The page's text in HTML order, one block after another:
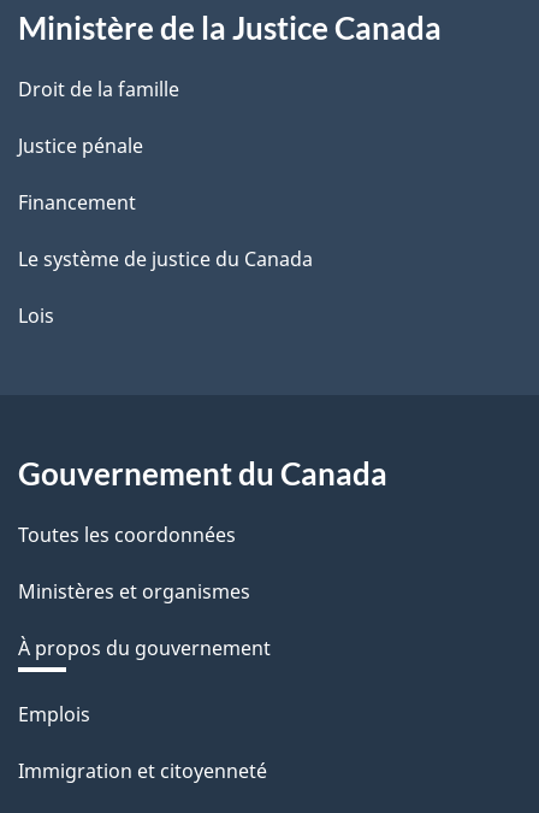
e
Ministère de la Justice Canada
Droit de la famille
Justice pénale
Financement
Le système de justice du Canada
Lois
Gouvernement du Canada
Toutes les coordonnées
Ministères et organismes
À propos du gouvernement
Thèmes
sujets
Emplois
Immigration et citoyenneté